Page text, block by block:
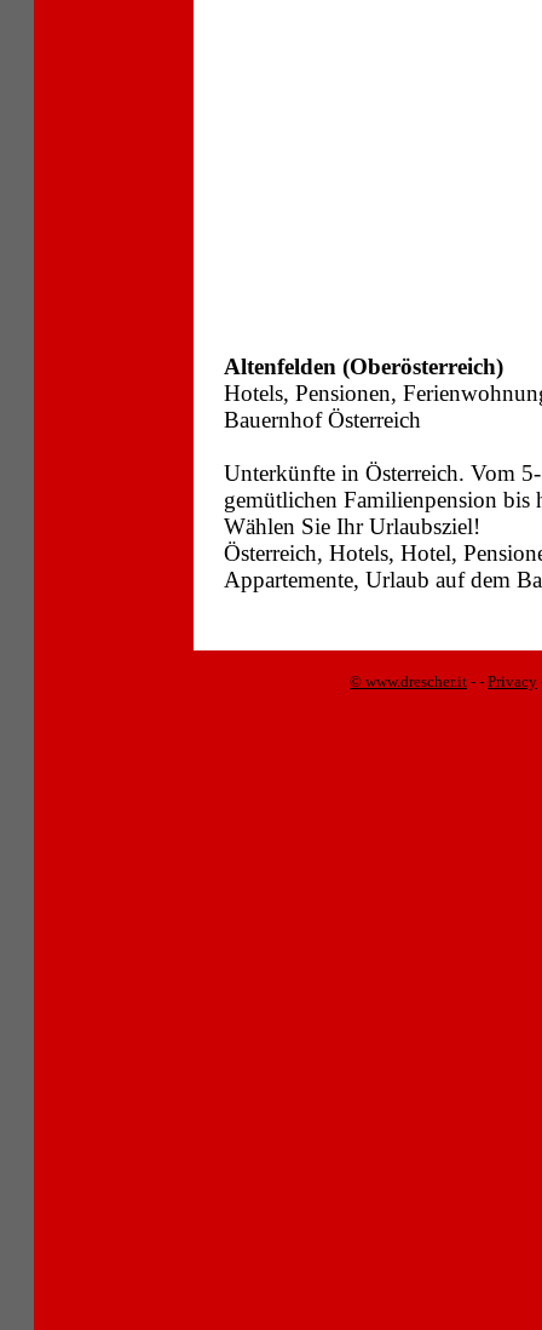
Altenfelden (Oberösterreich)
Hotels, Pensionen,
Bauernhof Österreich
Unterkünfte in Österreich. Vom
gemütlichen Familienpension
Wählen Sie Ihr Urlaubsziel!
Österreich, Hotels, Hotel,
Appartemente, Urlaub auf dem
© www.drescher.it - - Privacy